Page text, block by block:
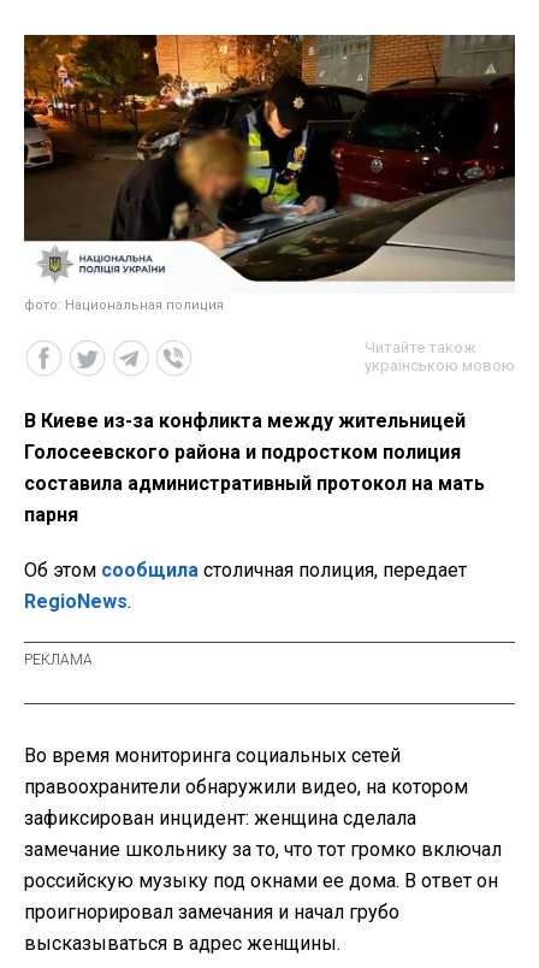
фото: Национальная полиция
Читайте також
українською мовою
В Киеве из-за конфликта между жительницей
Голосеевского района и подростком полиция
составила административный протокол на мать
парня
Об этом сообщила столичная полиция, передает
RegioNews.
Во время мониторинга социальных сетей
правоохранители обнаружили видео, на котором
зафиксирован инцидент: женщина сделала
замечание школьнику за то, что тот громко включал
российскую музыку под окнами ее дома. В ответ он
проигнорировал замечания и начал грубо
высказываться в адрес женщины.